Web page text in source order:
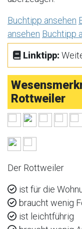
Buchtipp ansehen
ansehen Buchtipp
Linktipp:
Rottweiler
Der Rottweiler
ist für die
braucht wenig
ist leichtführig